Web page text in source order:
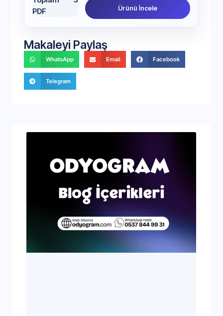
Ürünü İncele
Makaleyi Paylaş
WhatsApp Email Facebook
Telegram